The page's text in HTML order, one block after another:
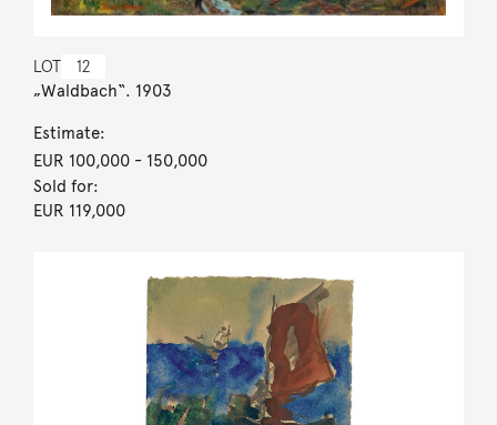
LOT 12
„Waldbach“. 1903
Estimate:
EUR 100,000- 150,000
Sold for:
EUR 119,000